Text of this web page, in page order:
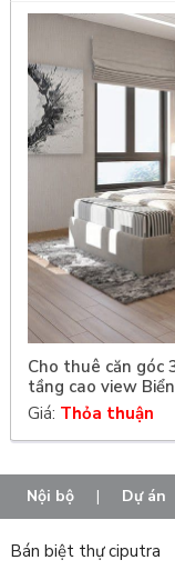
Cho thuê căn góc
tầng cao view
Giá: Thỏa thuận
Nội bộ | Dự án
Bán biệt thự ciputra